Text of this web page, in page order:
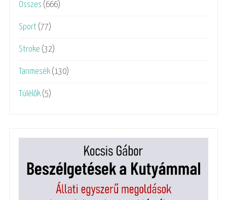
Összes (666)
Sport (77)
Stroke (32)
Tanmesék (130)
Túlélők (5)